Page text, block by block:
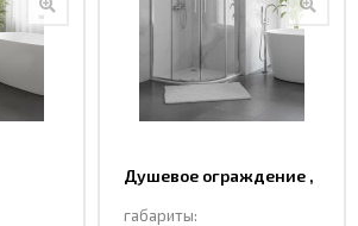
Душевое ограждение ,
габариты: